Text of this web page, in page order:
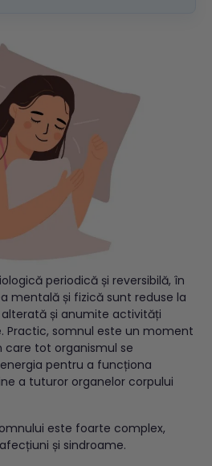
periodică și reversibilă, în
mentală și fizică sunt reduse la
și anumite activități
Practic, somnul este un moment
care tot organismul se
pentru a funcționa
a tuturor organelor corpului
este foarte complex,
și sindroame.